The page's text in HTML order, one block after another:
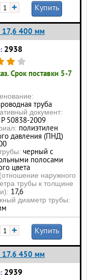
+ Купить
17,6 400 мм
2938
Срок поставки 5-7
труба
документ:
50838-2009
полиэтилен
давления (ПНД)
черный с
полосами
цвета
наружного
трубы к толщине
17,6
диаметр трубы:
+ Купить
17,6 450 мм
2939